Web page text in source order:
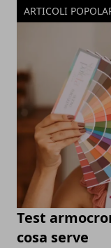
ARTICOLI
Test
cosa serve